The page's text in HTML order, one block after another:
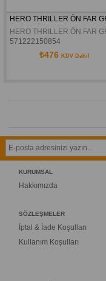
571222150854
₺476 KDV Dahil
KURUMSAL
Hakkımızda
SÖZLEŞMELER
İptal & İade Koşulları
Kullanım Koşulları